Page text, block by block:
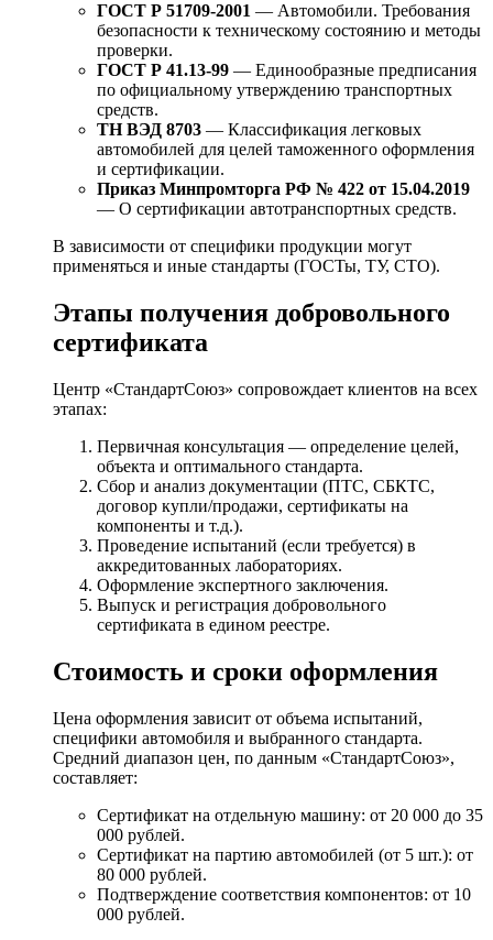
ГОСТ Р 51709-2001 — Автомобили. Требования
безопасности к техническому состоянию и методы
проверки.
ГОСТ Р 41.13-99 — Единообразные предписания
по официальному утверждению транспортных
средств.
ТН ВЭД 8703 — Классификация легковых
автомобилей для целей таможенного оформления
и сертификации.
Приказ Минпромторга РФ № 422 от 15.04.2019
— О сертификации автотранспортных средств.
В зависимости от специфики продукции могут
применяться и иные стандарты (ГОСТы, ТУ, СТО).
Этапы получения добровольного
сертификата
Центр «СтандартСоюз» сопровождает клиентов на всех
этапах:
Первичная консультация — определение целей,
объекта и оптимального стандарта.
Сбор и анализ документации (ПТС, СБКТС,
договор купли/продажи, сертификаты на
компоненты и т.д.).
Проведение испытаний (если требуется) в
аккредитованных лабораториях.
Оформление экспертного заключения.
Выпуск и регистрация добровольного
сертификата в едином реестре.
Стоимость и сроки оформления
Цена оформления зависит от объема испытаний,
специфики автомобиля и выбранного стандарта.
Средний диапазон цен, по данным «СтандартСоюз»,
составляет:
Сертификат на отдельную машину: от 20 000 до 35
000 рублей.
Сертификат на партию автомобилей (от 5 шт.): от
80 000 рублей.
Подтверждение соответствия компонентов: от 10
000 рублей.